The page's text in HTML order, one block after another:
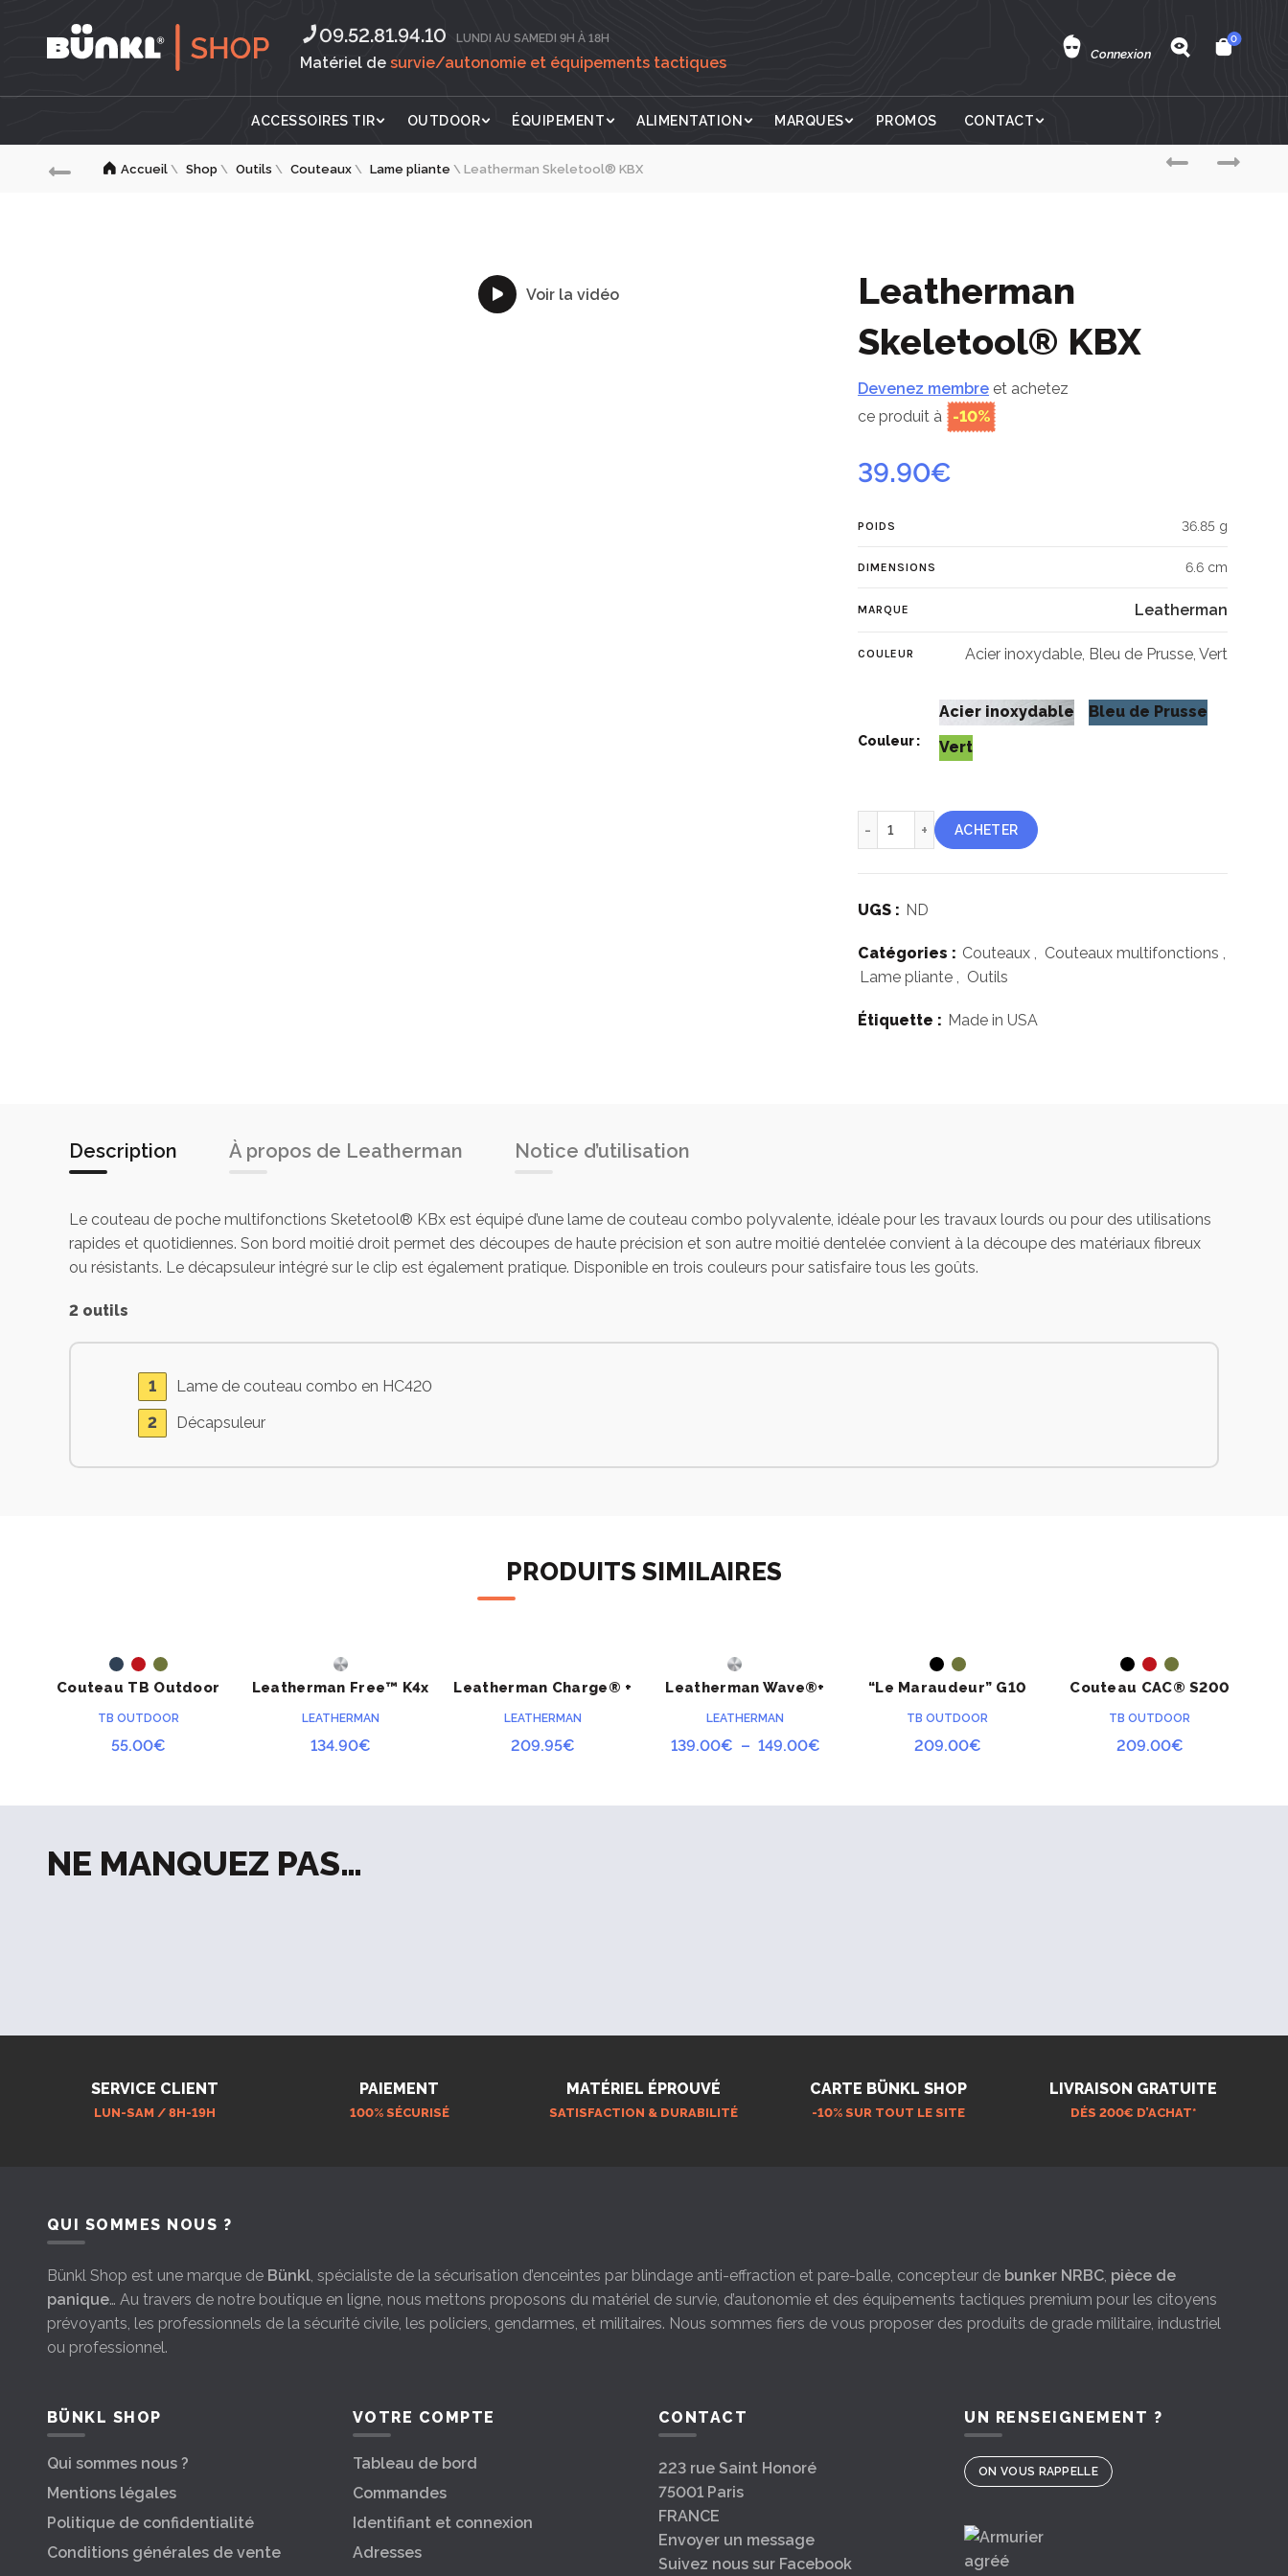
09.52.81.94.10‬ LUNDI AU SAMEDI 9H À 18H
Matériel de survie/autonomie et équipements tactiques Connexion
0
ACCESSOIRES TIR OUTDOOR ÉQUIPEMENT ALIMENTATION MARQUES PROMOS CONTACT
Accueil\ Shop\ Outils \ Couteaux\ Lame pliante\ Leatherman Skeletool® KBX
Voir la vidéo
Leatherman
Skeletool® KBX
Devenez membre et achetez
ce produit à
-10%
39.90€
POIDS 36.85 g
DIMENSIONS 6.6 cm
MARQUE Leatherman
COULEUR Acier inoxydable, Bleu de Prusse, Vert
Couleur
Acier inoxydable
Bleu de Prusse
Vert
quantité de Leatherman Skeletool® KBX
ACHETER
UGS : ND
Catégories : Couteaux , Couteaux multifonctions ,
Lame pliante , Outils
Étiquette : Made in USA
Description À propos de Leatherman Notice d’utilisation
Le couteau de poche multifonctions Sketetool® KBx est équipé d’une lame de couteau combo polyvalente, idéale pour les travaux lourds ou pour des utilisations
rapides et quotidiennes. Son bord moitié droit permet des découpes de haute précision et son autre moitié dentelée convient à la découpe des matériaux fibreux
ou résistants. Le décapsuleur intégré sur le clip est également pratique. Disponible en trois couleurs pour satisfaire tous les goûts.
2 outils
Lame de couteau combo en HC420
Décapsuleur
PRODUITS SIMILAIRES
ACHETER
Couteau TB Outdoor
TB OUTDOOR
55.00€
ACHETER
Leatherman Free™ K4x
LEATHERMAN
134.90€
Leatherman Charge® +
LEATHERMAN
209.95€
ACHETER
Leatherman Wave®+
LEATHERMAN
139.00€ – 149.00€Plage
ACHETER
“Le Maraudeur” G10
TB OUTDOOR
209.00€
ACHETER
Couteau CAC® S200
TB OUTDOOR
209.00€
NE MANQUEZ PAS…
SERVICE CLIENT
LUN-SAM / 8H-19H
PAIEMENT
100% SÉCURISÉ
MATÉRIEL ÉPROUVÉ
SATISFACTION & DURABILITÉ
CARTE BÜNKL SHOP
-10% SUR TOUT LE SITE
LIVRAISON GRATUITE
DÉS 200€ D’ACHAT*
QUI SOMMES NOUS ?
Bünkl Shop est une marque de Bünkl, spécialiste de la sécurisation d’enceintes par blindage anti-effraction et pare-balle, concepteur de bunker NRBC, pièce de
panique… Au travers de notre boutique en ligne, nous mettons proposons du matériel de survie, d’autonomie et des équipements tactiques premium pour les citoyens
prévoyants, les professionnels de la sécurité civile, les policiers, gendarmes, et militaires. Nous sommes fiers de vous proposer des produits de grade militaire, industriel
ou professionnel.
BÜNKL SHOP
Qui sommes nous ?
Mentions légales
Politique de confidentialité
Conditions générales de vente
VOTRE COMPTE
Tableau de bord
Commandes
Identifiant et connexion
Adresses
CONTACT
223 rue Saint Honoré
75001 Paris
FRANCE
Envoyer un message
Suivez nous sur Facebook
UN RENSEIGNEMENT ?
ON VOUS RAPPELLE